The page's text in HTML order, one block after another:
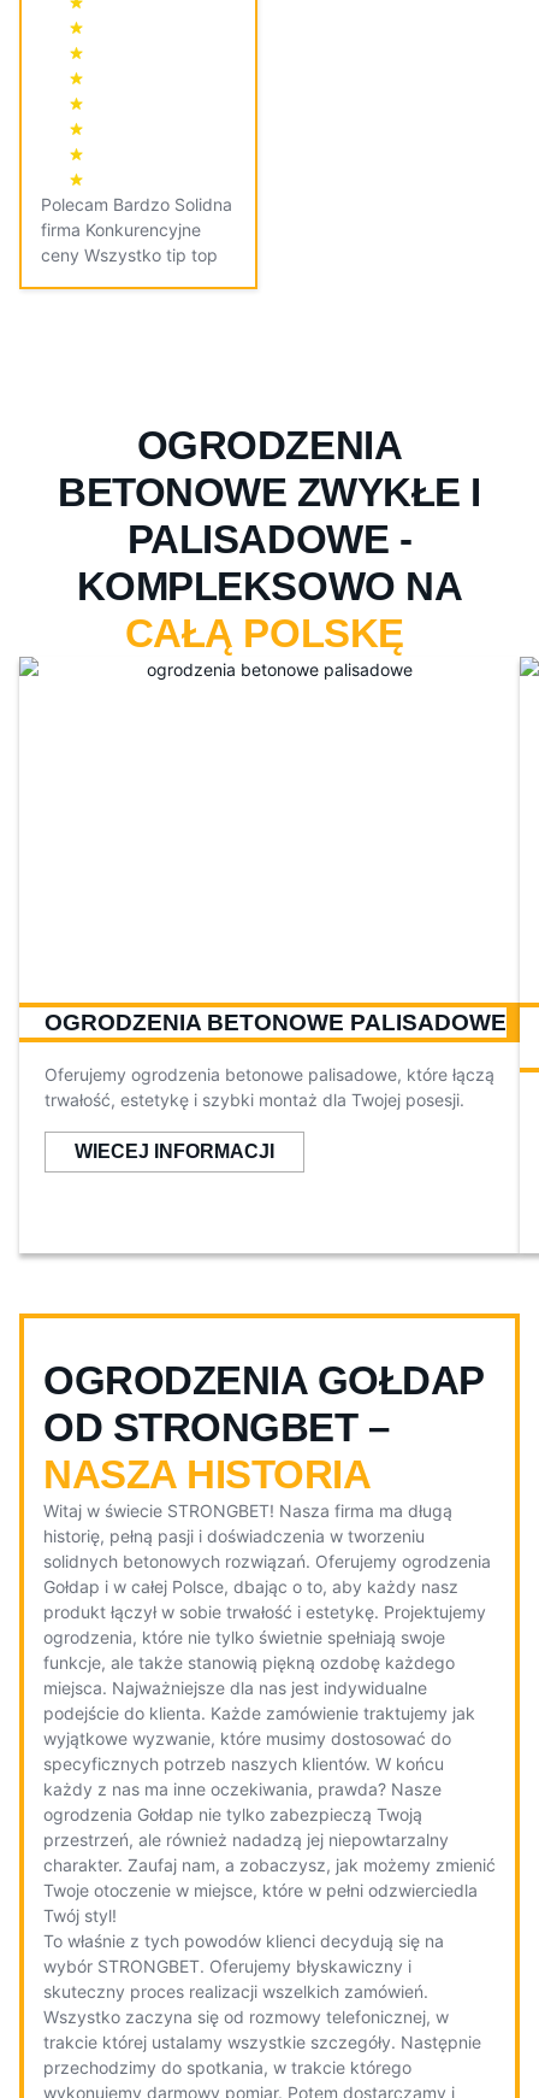
Polecam Bardzo Solidna
firma Konkurencyjne
ceny Wszystko tip top
OGRODZENIA
BETONOWE ZWYKŁE I
PALISADOWE -
KOMPLEKSOWO NA
CAŁĄ POLSKĘ
OGRODZENIA BETONOWE PALISADOWE
Oferujemy ogrodzenia betonowe palisadowe, które łączą
trwałość, estetykę i szybki montaż dla Twojej posesji.
WIECEJ INFORMACJI
OGRODZENIA GOŁDAP
OD STRONGBET –
NASZA HISTORIA
Witaj w świecie STRONGBET! Nasza firma ma długą
historię, pełną pasji i doświadczenia w tworzeniu
solidnych betonowych rozwiązań. Oferujemy ogrodzenia
Gołdap i w całej Polsce, dbając o to, aby każdy nasz
produkt łączył w sobie trwałość i estetykę. Projektujemy
ogrodzenia, które nie tylko świetnie spełniają swoje
funkcje, ale także stanowią piękną ozdobę każdego
miejsca. Najważniejsze dla nas jest indywidualne
podejście do klienta. Każde zamówienie traktujemy jak
wyjątkowe wyzwanie, które musimy dostosować do
specyficznych potrzeb naszych klientów. W końcu
każdy z nas ma inne oczekiwania, prawda? Nasze
ogrodzenia Gołdap nie tylko zabezpieczą Twoją
przestrzeń, ale również nadadzą jej niepowtarzalny
charakter. Zaufaj nam, a zobaczysz, jak możemy zmienić
Twoje otoczenie w miejsce, które w pełni odzwierciedla
Twój styl!
To właśnie z tych powodów klienci decydują się na
wybór STRONGBET. Oferujemy błyskawiczny i
skuteczny proces realizacji wszelkich zamówień.
Wszystko zaczyna się od rozmowy telefonicznej, w
trakcie której ustalamy wszystkie szczegóły. Następnie
przechodzimy do spotkania, w trakcie którego
wykonujemy darmowy pomiar. Potem dostarczamy i